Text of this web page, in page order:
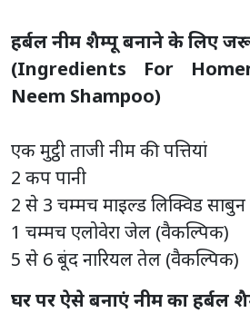
हर्बल नीम शैम्पू बनाने के लिए
(Ingredients For
Neem Shampoo)
एक मुट्ठी ताजी नीम की पत्तियां
2 कप पानी
2 से 3 चम्मच माइल्ड लिक्विड साबुन
1 चम्मच एलोवेरा जेल (वैकल्पिक)
5 से 6 बूंद नारियल तेल (वैकल्पिक)
घर पर ऐसे बनाएं नीम का हर्बल